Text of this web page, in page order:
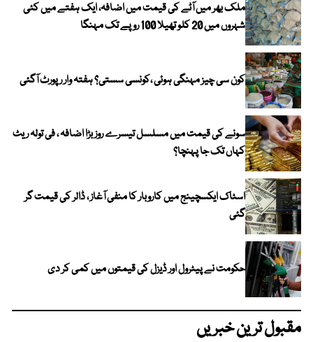
ملک بھر میں آٹے کی قیمت میں اضافہ، ایک ہفتے میں کئی
شہروں میں 20 کلو تھیلا 100 روپے تک مہنگا
کون سی چیز مہنگی ہوئی ،کونسی سستی؟ ہفتہ وار رپورٹ آگئی
سونے کی قیمت میں مسلسل تیسرے روز بڑا اضافہ ، فی تولہ ریٹ
کہاں تک جا پہنچا؟
اسٹاک ایکسچینج میں کاروبار کا منفی آغاز ، ڈالر کی قیمت گر
گئی
حکومت نے پیٹرول اور ڈیزل کی قیمتوں میں کمی کر دی
مقبول ترین خبریں